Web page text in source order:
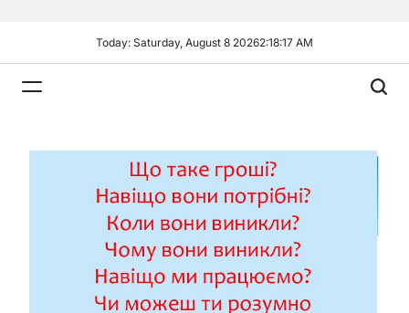
Today: Saturday, August 8 20262:18:18 AM